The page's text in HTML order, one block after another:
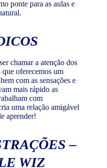
ponte para as aulas e
chamar a atenção dos
que oferecemos um
com as sensações e
mais rápido as
com
uma relação amigável
aprender!
–
WIZ